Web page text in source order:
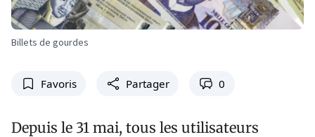
Billets de gourdes
Favoris Partager 0
Depuis le 31 mai, tous les utilisateurs